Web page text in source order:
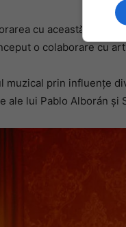
cu această casă
o colaborare cu
muzical prin influențe
ale lui Pablo Alborán și